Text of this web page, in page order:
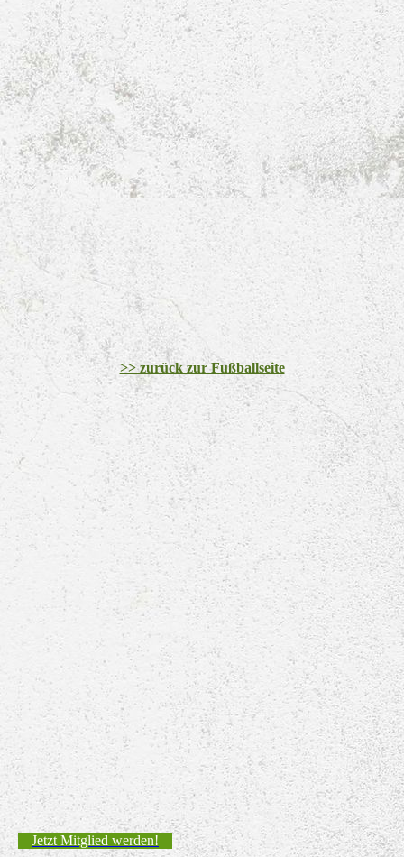
E1_E2_Turnier-2006_1
>> zurück zur Fußballseite
Jetzt Mitglied werden!